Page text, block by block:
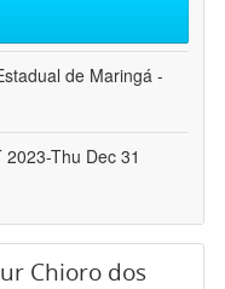
de Maringá -
Thu Dec 31
Chioro dos